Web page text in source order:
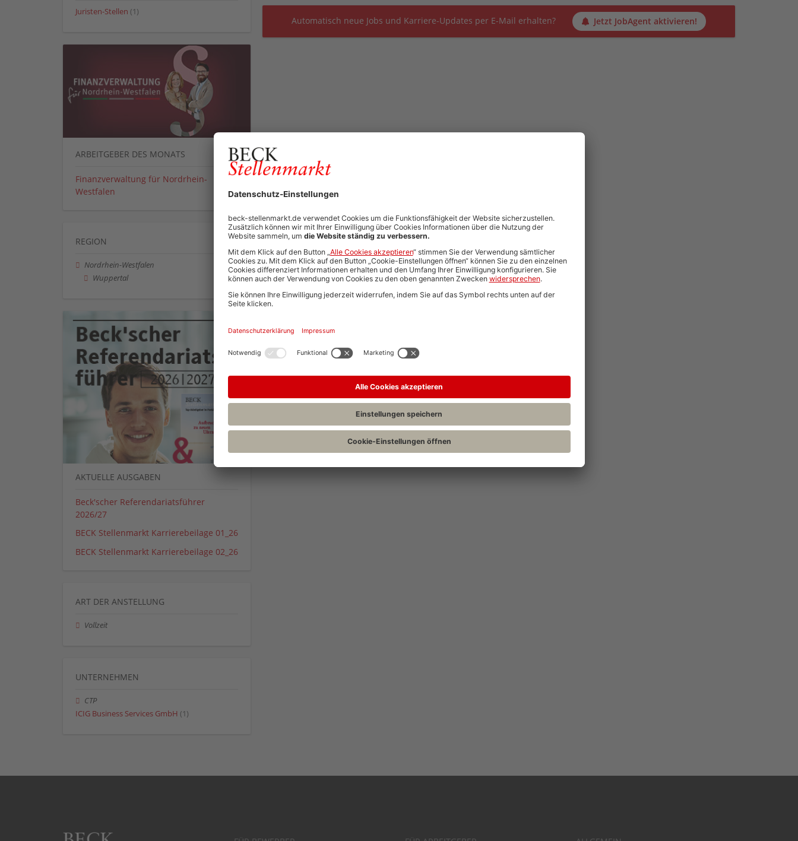
Automatisch neue Jobs und Karriere-Updates per E-Mail erhalten? Jetzt JobAgent aktivieren!
Juristen-Stellen (1)
ARBEITGEBER DES MONATS
Finanzverwaltung für Nordrhein-
Westfalen
REGION
Nordrhein-Westfalen
Wuppertal
AKTUELLE AUSGABEN
Beck'scher Referendariatsführer
2026/27
BECK Stellenmarkt Karrierebeilage 01_26
BECK Stellenmarkt Karrierebeilage 02_26
ART DER ANSTELLUNG
Vollzeit
UNTERNEHMEN
CTP
ICIG Business Services GmbH (1)